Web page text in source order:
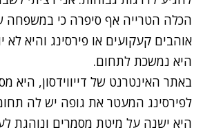
הכלה הטרייה אף סיפרה כי
אוהבים קעקועים או פירסינג והיא לא
היא נמשכת לתחום.
באתר האינטרנט של דייווידסון, היא
לפירסינג המעטר את גופה יש לה
היא ישנה על מיטת מסמרים ונוהגת